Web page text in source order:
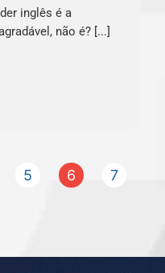
inglês é a
não é? [...]
5 6 7